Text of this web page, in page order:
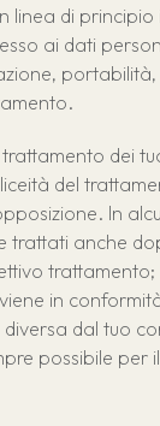
linea di principio
ai dati
dei
del
In
trattati anche
in
dal tuo
possibile per